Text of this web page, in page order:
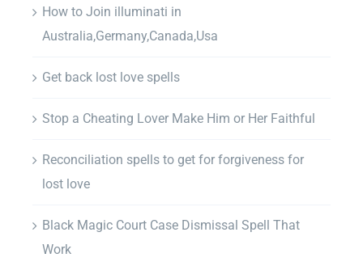
How to Join illuminati in
Australia,Germany,Canada,Usa
Get back lost love spells
Stop a Cheating Lover Make Him or Her Faithful
Reconciliation spells to get for forgiveness for
lost love
Black Magic Court Case Dismissal Spell That
Work